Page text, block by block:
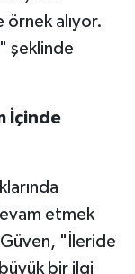
alıyor.
şeklinde
İçinde
etmek
"İleride
bir ilgi